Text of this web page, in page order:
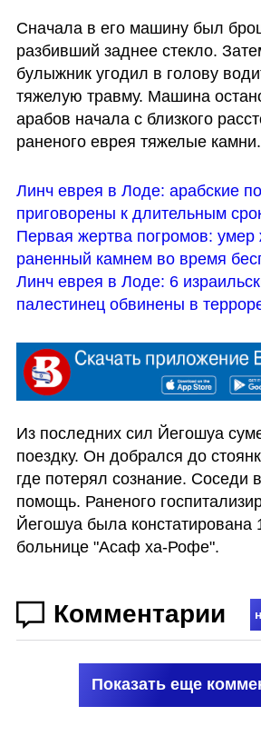
Сначала в его машину был
разбивший заднее стекло.
булыжник угодил в голову
тяжелую травму. Машина
арабов начала с близкого
раненого еврея тяжелые камни.
Линч еврея в Лоде: арабские
приговорены к длительным
Первая жертва погромов: умер
раненный камнем во время
Линч еврея в Лоде: 6
палестинец обвинены в
Из последних сил Йегошуа
поездку. Он добрался до
где потерял сознание. Соседи
помощь. Раненого
Йегошуа была констатирована
больнице "Асаф ха-Рофе".
Комментарии
Показать еще